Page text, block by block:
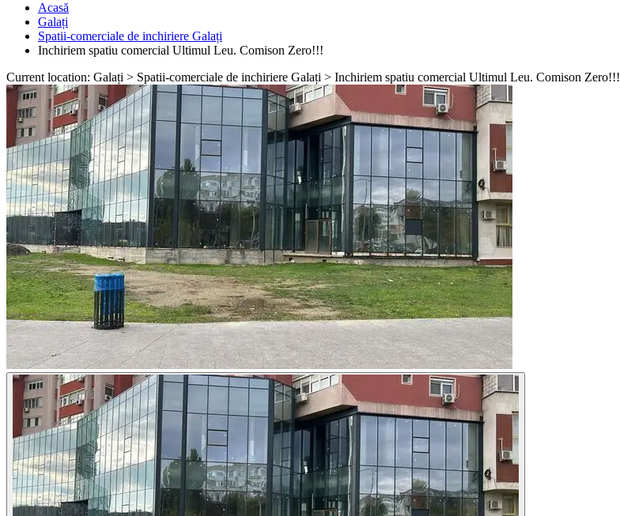
Acasă
Galați
Spatii-comerciale de inchiriere Galați
Inchiriem spatiu comercial Ultimul Leu. Comison Zero!!!
Current location: Galați > Spatii-comerciale de inchiriere Galați > Inchiriem spatiu comercial Ultimul Leu. Comison Zero!!!